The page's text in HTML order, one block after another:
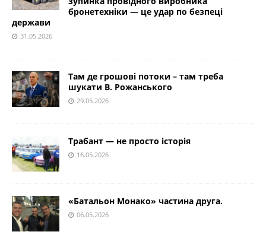
бронетехніки — це удар по безпеці
держави
31.05.2026
Там де грошові потоки – там треба
шукати В. Рожанського
29.05.2026
Трабант — не просто історія
16.05.2026
«Батальон Монако» частина друга.
06.05.2026